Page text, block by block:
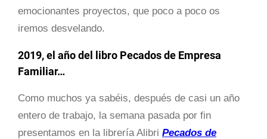
emocionantes proyectos, que poco a poco os
iremos desvelando.
2019, el año del libro Pecados de Empresa
Familiar…
Como muchos ya sabéis, después de casi un año
entero de trabajo, la semana pasada por fin
presentamos en la librería Alibri Pecados de